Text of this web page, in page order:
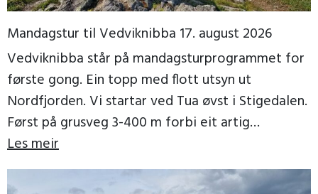
Mandagstur til Vedviknibba 17. august 2026
Vedviknibba står på mandagsturprogrammet for
første gong. Ein topp med flott utsyn ut
Nordfjorden. Vi startar ved Tua øvst i Stigedalen.
Først på grusveg 3-400 m forbi eit artig
trollgjerde, […]
Les meir